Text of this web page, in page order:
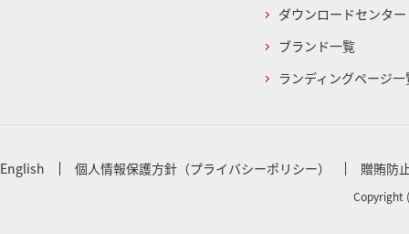
ダウンロードセンター
ブランド一覧
ランディングページ一
English 個人情報保護方針（プライバシーポリシー） 贈賄防
Copyright